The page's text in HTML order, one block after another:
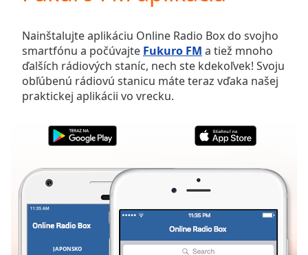
Skip
Backward
Skip
Forward
Mute
Current
Duration-:-
0.00%
Stream
TypeLIVE
Seek to
Nainštalujte aplikáciu Online Radio Box do svojho
smartfónu a počúvajte Fukuro FM a tiež mnoho
ďalších rádiových staníc, nech ste kdekoľvek! Svoju
obľúbenú rádiovú stanicu máte teraz vďaka našej
praktickej aplikácii vo vrecku.
JAPONSKO